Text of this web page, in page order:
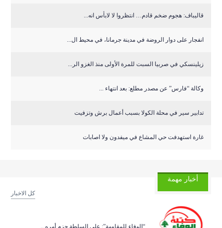
قاليباف: هجوم ضخم قادم… انتظروا لا لابأس انه...
انفجار على دوار الروضة في مدينة جرمانا، في محيط ال...
زيلينسكي في صربيا السبت للمرة الأولى منذ الغزو الر...
وكالة “فارس” عن مصدر مطلع: بعد انتهاء ...
تدابير سير في محلة الكولا بسبب أعمال برش وتزفيت
غارة استهدفت حي المشاع في ميفدون ولا اصابات
أخبار مهمة
كل الاخبار
“الوفاء للمقاومة”: على السلطة حزم أمره...